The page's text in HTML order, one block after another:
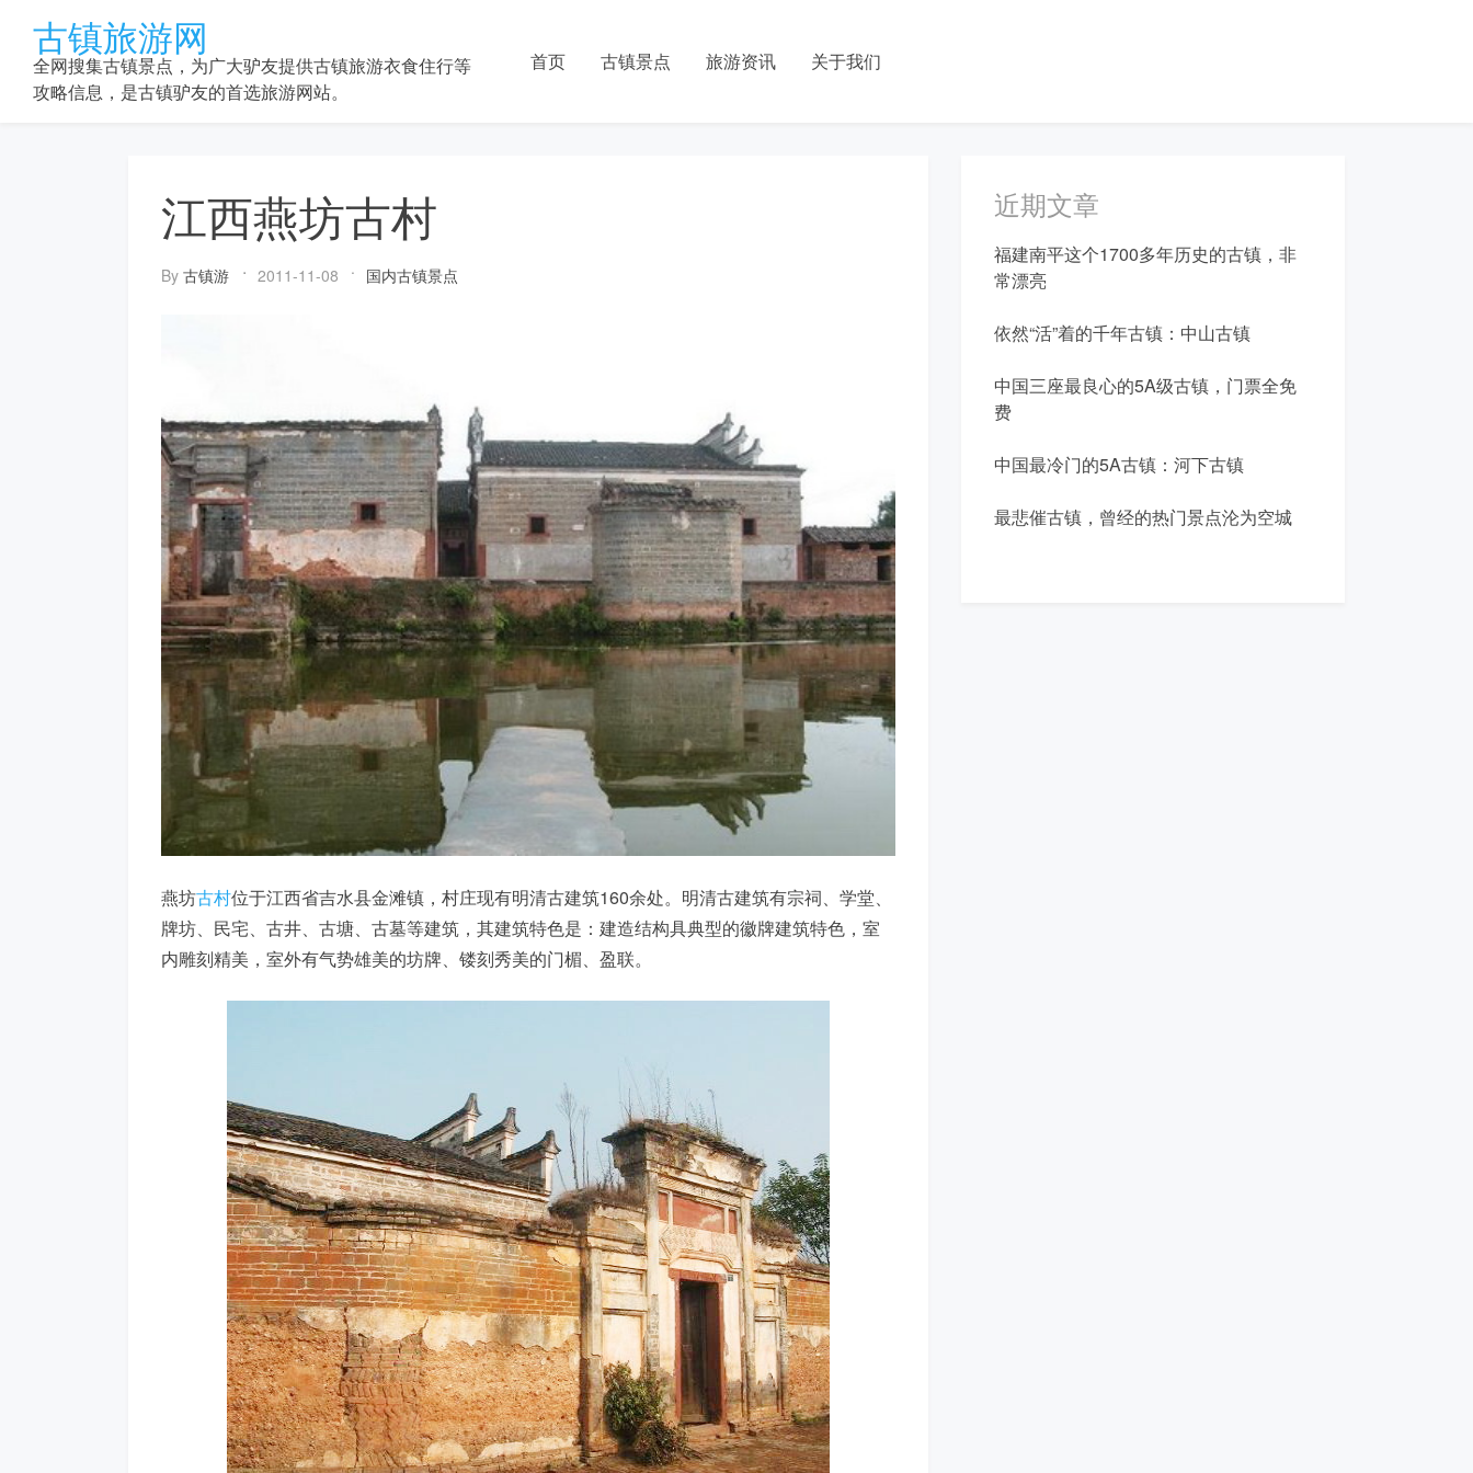
content
古镇旅游网
全网搜集古镇景点，为广大驴友提供古镇旅游衣食住行等
攻略信息，是古镇驴友的首选旅游网站。
首页 古镇景点 旅游资讯 关于我们
江西燕坊古村
By 古镇游 2011-11-08 国内古镇景点
燕坊古村位于江西省吉水县金滩镇，村庄现有明清古建筑160余处。明清古建筑有宗祠、学堂、
牌坊、民宅、古井、古塘、古墓等建筑，其建筑特色是：建造结构具典型的徽牌建筑特色，室
内雕刻精美，室外有气势雄美的坊牌、镂刻秀美的门楣、盈联。
近期文章
福建南平这个1700多年历史的古镇，非
常漂亮
依然“活”着的千年古镇：中山古镇
中国三座最良心的5A级古镇，门票全免
费
中国最冷门的5A古镇：河下古镇
最悲催古镇，曾经的热门景点沦为空城